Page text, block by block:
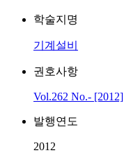
학술지명
기계설비
권호사항
Vol.262 No.- [2012]
발행연도
2012